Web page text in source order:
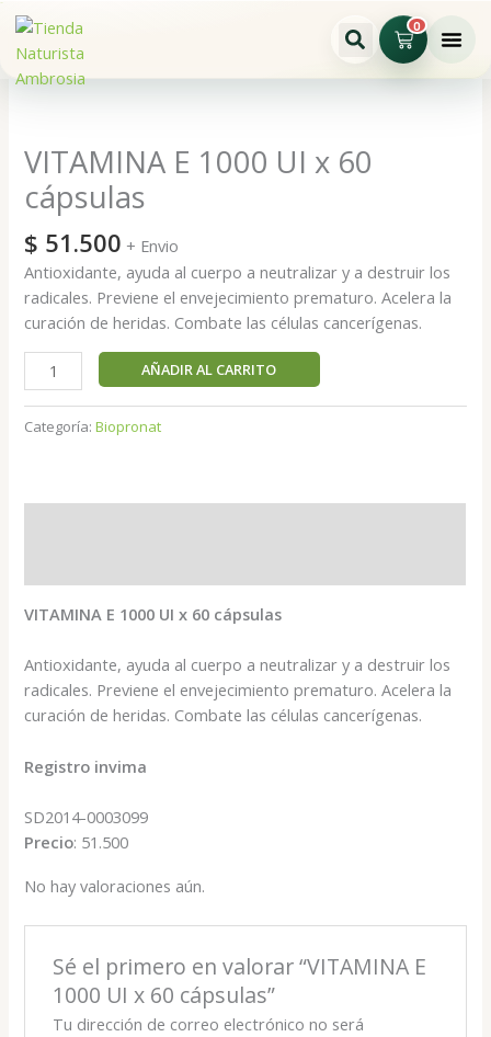
contenido
0
Cart
VITAMINA E 1000 UI x 60
cápsulas
$ 51.500 + Envio
Antioxidante, ayuda al cuerpo a neutralizar y a destruir los
radicales. Previene el envejecimiento prematuro. Acelera la
curación de heridas. Combate las células cancerígenas.
1000
UI
x
cápsulas
cantidad
AÑADIR AL CARRITO
Categoría:Biopronat
VITAMINA E 1000 UI x 60 cápsulas
Antioxidante, ayuda al cuerpo a neutralizar y a destruir los
radicales. Previene el envejecimiento prematuro. Acelera la
curación de heridas. Combate las células cancerígenas.
Registro invima
SD2014-0003099
Precio: 51.500
No hay valoraciones aún.
Sé el primero en valorar “VITAMINA E
1000 UI x 60 cápsulas”
Tu dirección de correo electrónico no será